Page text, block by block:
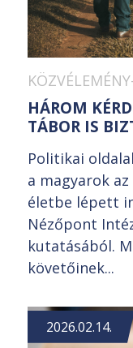
HÁROM
TÁBOR IS
Politikai
a magyarok
életbe lépett
Nézőpont
kutatásából.
követőinek...
2026.02.14.